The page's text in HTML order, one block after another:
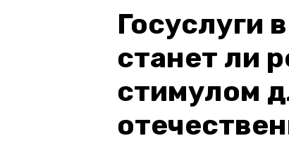
Госуслуги
станет ли
стимулом